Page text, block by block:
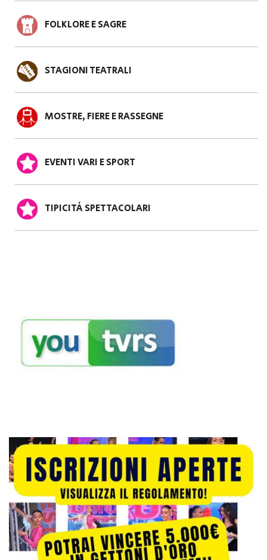
FOLKLORE E SAGRE
STAGIONI TEATRALI
MOSTRE, FIERE E RASSEGNE
EVENTI VARI E SPORT
TIPICITÀ SPETTACOLARI